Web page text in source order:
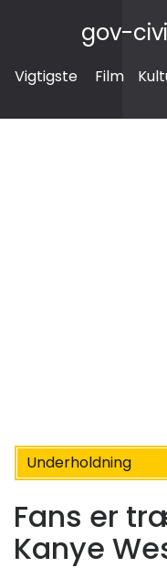
gov-
Vigtigste Film
Underholdning
Fans er
Kanye